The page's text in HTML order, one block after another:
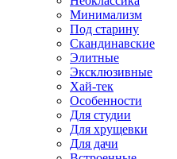
Минимализм
Под старину
Скандинавские
Элитные
Эксклюзивные
Хай-тек
Особенности
Для студии
Для хрущевки
Для дачи